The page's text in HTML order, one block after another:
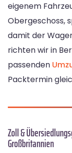
eigenem
Obergeschoss,
damit der
richten wir in
passenden
Packtermin
Zoll &
Großbritannien